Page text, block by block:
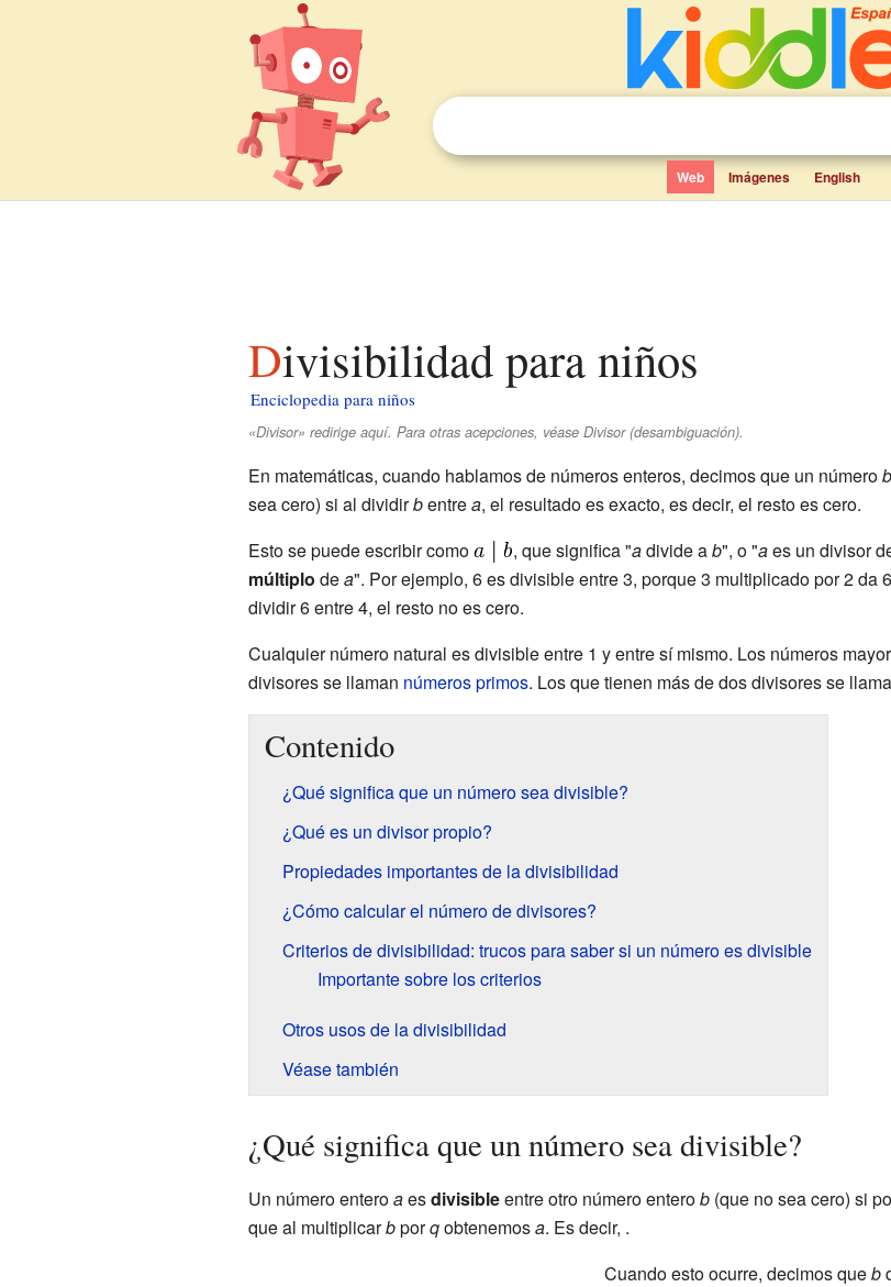
Web Imágenes English
Divisibilidad para niños
Enciclopedia para niños
«Divisor» redirige aquí. Para otras acepciones, véase Divisor (desambiguación).
En matemáticas, cuando hablamos de números enteros, decimos que un númerob
sea cero) si al dividirbentrea, el resultado es exacto, es decir, el resto es cero.
Esto se puede escribir como
, que significa "adivide ab", o "aes un divisor
múltiplo dea". Por ejemplo, 6 es divisible entre 3, porque 3 multiplicado por 2 da
dividir 6 entre 4, el resto no es cero.
Cualquier número natural es divisible entre 1 y entre sí mismo. Los números
divisores se llaman números primos. Los que tienen más de dos divisores se
Contenido
¿Qué significa que un número sea divisible?
¿Qué es un divisor propio?
Propiedades importantes de la divisibilidad
¿Cómo calcular el número de divisores?
Criterios de divisibilidad: trucos para saber si un número es divisible
Importante sobre los criterios
Otros usos de la divisibilidad
Véase también
¿Qué significa que un número sea divisible?
Un número enteroaesdivisibleentre otro número enterob(que no sea cero) si
que al multiplicarbporqobtenemosa. Es decir, .
Cuando esto ocurre, decimos queb